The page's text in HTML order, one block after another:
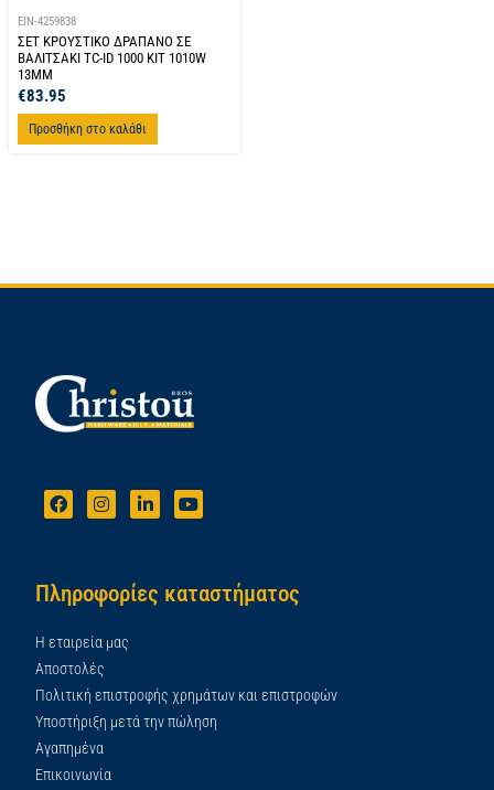
EIN-4259838
ΣΕΤ ΚΡΟΥΣΤΙΚΟ ΔΡΑΠΑΝΟ ΣΕ
ΒΑΛΙΤΣΑΚΙ TC-ID 1000 KIT 1010W
13MM
€83.95
Προσθήκη στο καλάθι
Πληροφορίες καταστήματος
Η εταιρεία μας
Αποστολές
Πολιτική επιστροφής χρημάτων και επιστροφών
Υποστήριξη μετά την πώληση
Αγαπημένα
Επικοινωνία